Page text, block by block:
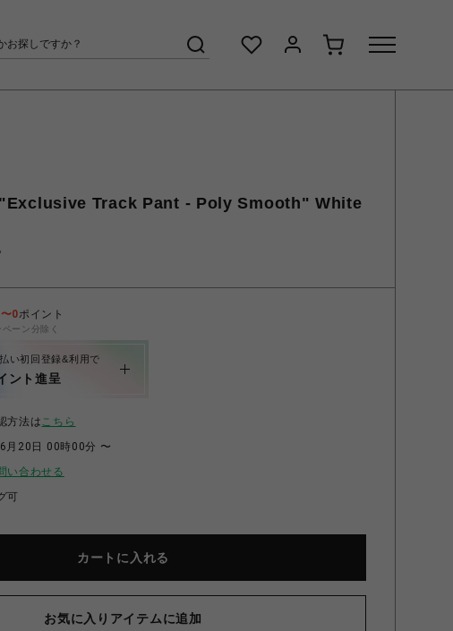
Track Pant - Poly Smooth" White
〜0ポイント
ーン分除く
い初回登録&利用で
ント進呈
方法はこちら
月20日 00時00分 〜
い合わせる
可
カートに入れる
お気に入りアイテムに追加